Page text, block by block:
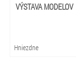
VÝSTAVA MODELOV
Hniezdne